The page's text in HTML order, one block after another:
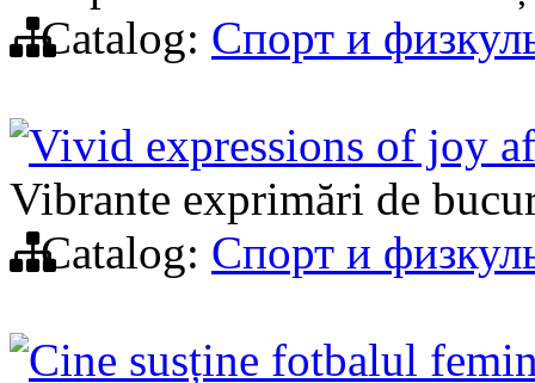
Catalog: Спорт и
Vivid expressions of joy
Vibrante exprimări de
Catalog: Спорт и
Cine susține fotbalul